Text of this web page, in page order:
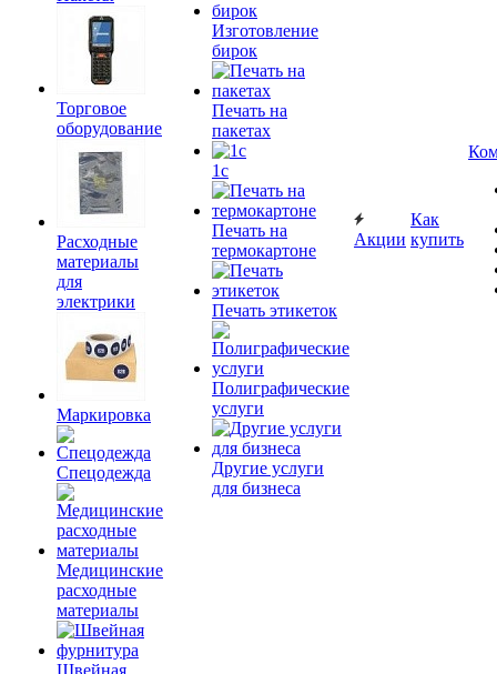
Торговое
оборудование
Расходные
материалы
для
электрики
Маркировка
Спецодежда
Медицинские
расходные
материалы
Швейная
Изготовление
бирок
Печать на
пакетах
1c
Печать на
термокартоне
Печать этикеток
Полиграфические
услуги
Другие услуги
для бизнеса
Акции
Как
купить